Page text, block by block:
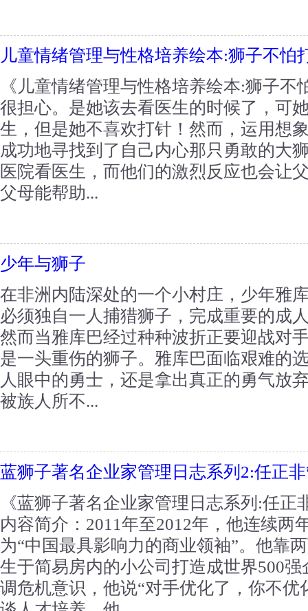
儿童情绪管理与性格培养绘本:狮子不怕
《儿童情绪管理与性格培养绘本:狮子
很担心。是她该去看医生的时候了，可
生，但是她不喜欢打针！然而，运用想
成功地寻找到了自己内心那只勇敢的大
医院看医生，而他们的激烈反应也会让
父母能帮助...
少年与狮子
在非洲内陆深处的一个小村庄，少年雅
必须独自一人捕猎狮子，完成重要的成
然而当雅库巴经过种种波折正要迎战对
是一头重伤的狮子。雅库巴面临艰难的
人眼中的勇士，还是拿出真正的勇气放
被族人所不...
蓝狮子著名企业家管理日志系列2:任正
《蓝狮子著名企业家管理日志系列:任
内容简介：2011年至2012年，他连续两
为“中国最具影响力的商业领袖”。他靠
生于简易房内的小公司打造成世界500
调危机意识，他说“对手优化了，你不优